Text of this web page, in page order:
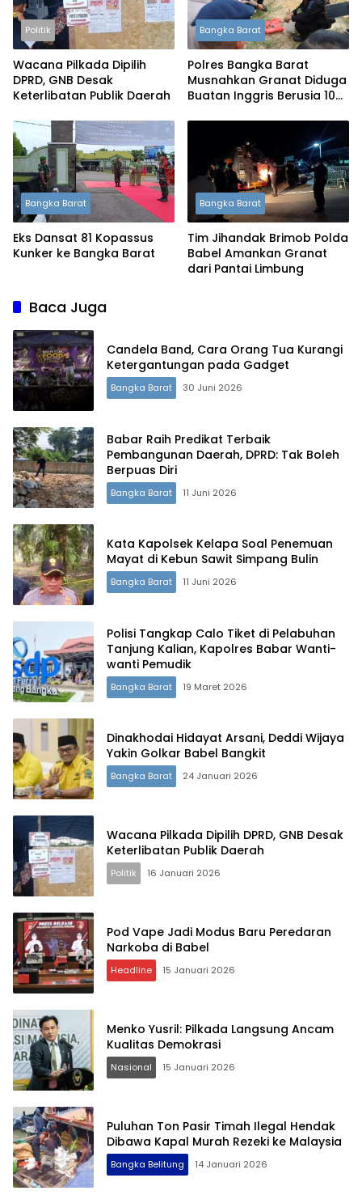
Terdepan Menyorot Fakta.
Politik
Wacana Pilkada Dipilih
DPRD, GNB Desak
Keterlibatan Publik Daerah
Bangka Barat
Polres Bangka Barat
Musnahkan Granat Diduga
Buatan Inggris Berusia 105
Bangka Barat
Eks Dansat 81 Kopassus
Kunker ke Bangka Barat
Bangka Barat
Tim Jihandak Brimob Polda
Babel Amankan Granat
dari Pantai Limbung
Baca Juga
Candela Band, Cara Orang Tua Kurangi
Ketergantungan pada Gadget
Bangka Barat 30 Juni 2026
Babar Raih Predikat Terbaik
Pembangunan Daerah, DPRD: Tak Boleh
Berpuas Diri
Bangka Barat 11 Juni 2026
Kata Kapolsek Kelapa Soal Penemuan
Mayat di Kebun Sawit Simpang Bulin
Bangka Barat 11 Juni 2026
Polisi Tangkap Calo Tiket di Pelabuhan
Tanjung Kalian, Kapolres Babar Wanti-
wanti Pemudik
Bangka Barat 19 Maret 2026
Dinakhodai Hidayat Arsani, Deddi Wijaya
Yakin Golkar Babel Bangkit
Bangka Barat 24 Januari 2026
Wacana Pilkada Dipilih DPRD, GNB Desak
Keterlibatan Publik Daerah
Politik 16 Januari 2026
Pod Vape Jadi Modus Baru Peredaran
Narkoba di Babel
Headline 15 Januari 2026
Menko Yusril: Pilkada Langsung Ancam
Kualitas Demokrasi
Nasional 15 Januari 2026
Puluhan Ton Pasir Timah Ilegal Hendak
Dibawa Kapal Murah Rezeki ke Malaysia
Bangka Belitung 14 Januari 2026